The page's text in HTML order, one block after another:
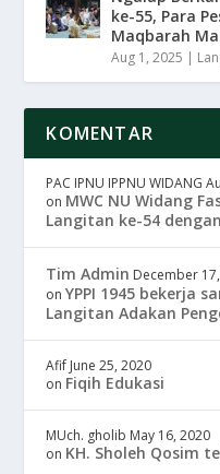
ke-55, Para
Maqbarah
Aug 1, 2025 |
KOMENTAR
PAC IPNU IPPNU WIDANG
on MWC NU Widang
Langitan ke-54
Tim Admin December
onYPPI 1945 bekerja
Langitan Adakan
Afif June 25, 2020
on Fiqih Edukasi
MUch. gholib May 16, 2020
on KH. Sholeh Qosim